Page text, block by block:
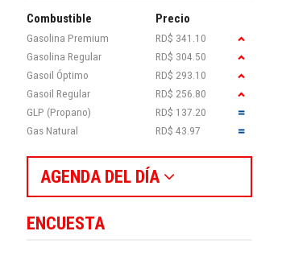
Combustible Precio
Gasolina Premium
RD$ 341.10
Gasolina Regular
RD$ 304.50
Gasoil Óptimo
RD$ 293.10
Gasoil Regular
RD$ 256.80
GLP (Propano)
RD$ 137.20
Gas Natural
RD$ 43.97
AGENDA DEL DÍA
ENCUESTA